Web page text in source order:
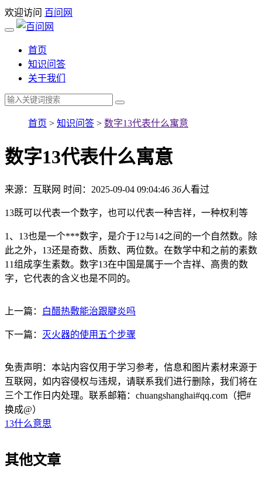
欢迎访问 百问网
首页
知识问答
关于我们
首页 > 知识问答 > 数字13代表什么寓意
数字13代表什么寓意
来源：互联网 时间：2025-09-04 09:04:46 36人看过
13既可以代表一个数字，也可以代表一种吉祥，一种权利等
1、13也是一个***数字，是介于12与14之间的一个自然数。除
此之外，13还是奇数、质数、两位数。在数学中和之前的素数
11组成孪生素数。数字13在中国是属于一个吉祥、高贵的数
字，它代表的含义也是不同的。
上一篇： 白醋热敷能治跟腱炎吗
下一篇： 灭火器的使用五个步骤
免责声明：本站内容仅用于学习参考，信息和图片素材来源于
互联网，如内容侵权与违规，请联系我们进行删除，我们将在
三个工作日内处理。联系邮箱：chuangshanghai#qq.com（把#
换成@）
13什么意思
其他文章